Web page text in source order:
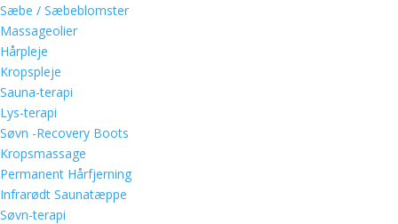
Sæbe / Sæbeblomster
Massageolier
Hårpleje
Kropspleje
Sauna-terapi
Lys-terapi
Søvn -Recovery Boots
Kropsmassage
Permanent Hårfjerning
Infrarødt Saunatæppe
Søvn-terapi